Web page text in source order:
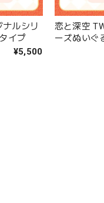
ナルシリ
イプ
¥5,500
恋と深空
ーズぬいぐ